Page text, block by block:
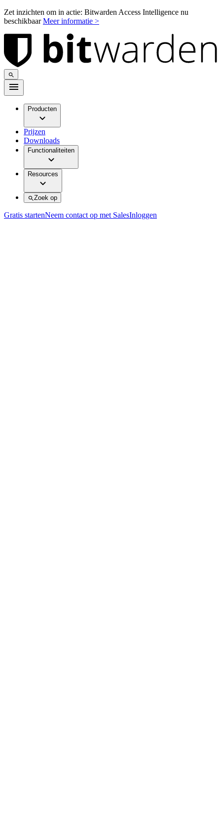
Zet inzichten om in actie: Bitwarden Access Intelligence nu
beschikbaarMeer informatie >
Producten
Prijzen
Downloads
Functionaliteiten
Resources
Zoek op
Gratis startenNeem contact op met SalesInloggen